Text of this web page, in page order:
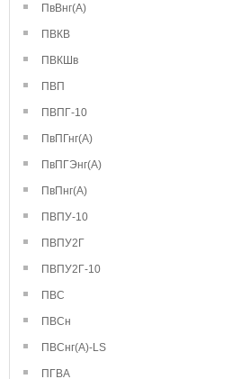
ПвВнг(А)
ПВКВ
ПВКШв
ПВП
ПВПГ-10
ПвПГнг(А)
ПвПГЭнг(А)
ПвПнг(А)
ПВПУ-10
ПВПУ2Г
ПВПУ2Г-10
ПВС
ПВСн
ПВСнг(А)-LS
ПГВА